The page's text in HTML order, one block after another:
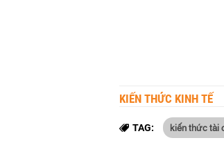
KIẾN THỨC KINH TẾ
TAG: kiến thức tài